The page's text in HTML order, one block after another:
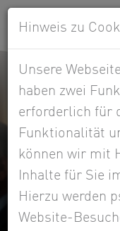
Hinweis zu
Unsere
haben zwei
erforderlich für
Funktionalität
können wir mit
Inhalte für Sie
Hierzu werden
Website-